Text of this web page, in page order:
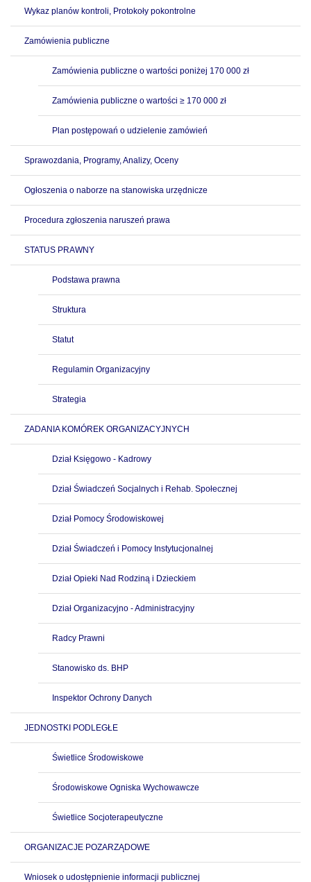
Wykaz planów kontroli, Protokoły pokontrolne
Zamówienia publiczne
Zamówienia publiczne o wartości poniżej 170 000 zł
Zamówienia publiczne o wartości ≥ 170 000 zł
Plan postępowań o udzielenie zamówień
Sprawozdania, Programy, Analizy, Oceny
Ogłoszenia o naborze na stanowiska urzędnicze
Procedura zgłoszenia naruszeń prawa
STATUS PRAWNY
Podstawa prawna
Struktura
Statut
Regulamin Organizacyjny
Strategia
ZADANIA KOMÓREK ORGANIZACYJNYCH
Dział Księgowo - Kadrowy
Dział Świadczeń Socjalnych i Rehab. Społecznej
Dział Pomocy Środowiskowej
Dział Świadczeń i Pomocy Instytucjonalnej
Dział Opieki Nad Rodziną i Dzieckiem
Dział Organizacyjno - Administracyjny
Radcy Prawni
Stanowisko ds. BHP
Inspektor Ochrony Danych
JEDNOSTKI PODLEGŁE
Świetlice Środowiskowe
Środowiskowe Ogniska Wychowawcze
Świetlice Socjoterapeutyczne
ORGANIZACJE POZARZĄDOWE
Wniosek o udostępnienie informacji publicznej